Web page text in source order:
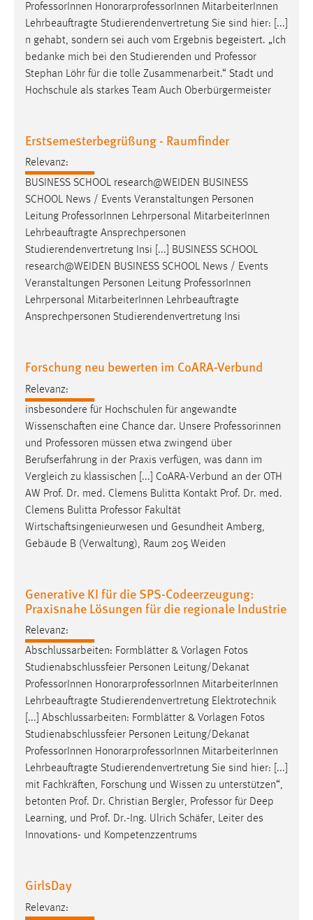
Professor Innen HonorarprofessorInnen MitarbeiterInnen
Lehrbeauftragte Studierendenvertretung Sie sind hier: [...]
n gehabt, sondern sei auch vom Ergebnis begeistert. „Ich
bedanke mich bei den Studierenden und Professor
Stephan Löhr für die tolle Zusammenarbeit.“ Stadt und
Hochschule als starkes Team Auch Oberbürgermeister
Erstsemesterbegrüßung - Raumfinder
Relevanz:
BUSINESS SCHOOL research@WEIDEN BUSINESS
SCHOOL News / Events Veranstaltungen Personen
Leitung ProfessorInnen Lehrpersonal MitarbeiterInnen
Lehrbeauftragte Ansprechpersonen
Studierendenvertretung Insi [...] BUSINESS SCHOOL
research@WEIDEN BUSINESS SCHOOL News / Events
Veranstaltungen Personen Leitung ProfessorInnen
Lehrpersonal MitarbeiterInnen Lehrbeauftragte
Ansprechpersonen Studierendenvertretung Insi
Forschung neu bewerten im CoARA-Verbund
Relevanz:
insbesondere für Hochschulen für angewandte
Wissenschaften eine Chance dar. Unsere Professorinnen
und Professoren müssen etwa zwingend über
Berufserfahrung in der Praxis verfügen, was dann im
Vergleich zu klassischen [...] CoARA-Verbund an der OTH
AW Prof. Dr. med. Clemens Bulitta Kontakt Prof. Dr. med.
Clemens Bulitta Professor Fakultät
Wirtschaftsingenieurwesen und Gesundheit Amberg,
Gebäude B (Verwaltung), Raum 205 Weiden
Generative KI für die SPS-Codeerzeugung:
Praxisnahe Lösungen für die regionale Industrie
Relevanz:
Abschlussarbeiten: Formblätter & Vorlagen Fotos
Studienabschlussfeier Personen Leitung/Dekanat
Professor Innen HonorarprofessorInnen MitarbeiterInnen
Lehrbeauftragte Studierendenvertretung Elektrotechnik
[...] Abschlussarbeiten: Formblätter & Vorlagen Fotos
Studienabschlussfeier Personen Leitung/Dekanat
Professor Innen HonorarprofessorInnen MitarbeiterInnen
Lehrbeauftragte Studierendenvertretung Sie sind hier: [...]
mit Fachkräften, Forschung und Wissen zu unterstützen“,
betonten Prof. Dr. Christian Bergler, Professor für Deep
Learning, und Prof. Dr.-Ing. Ulrich Schäfer, Leiter des
Innovations- und Kompetenzzentrums
GirlsDay
Relevanz: